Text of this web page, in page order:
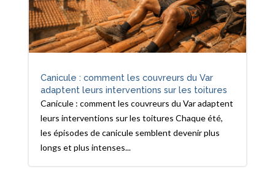
Canicule : comment les couvreurs du Var
adaptent leurs interventions sur les toitures
Canicule : comment les couvreurs du Var adaptent
leurs interventions sur les toitures Chaque été,
les épisodes de canicule semblent devenir plus
longs et plus intenses...